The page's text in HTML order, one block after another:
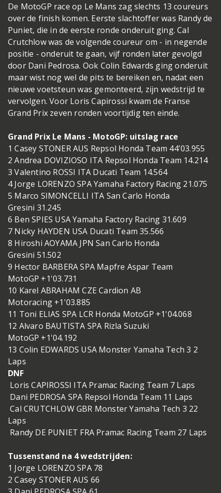
De MotoGP race op Le Mans zag slechts 13 coureurs
over de finish komen. Eerste slachtoffer was Randy de
Puniet, die in de eerste ronde onderuit ging. Cal
Crutchlow was de volgende coureur om - in negende
positie - onderuit te gaan, vijf ronden later gevolgd
door Dani Pedrosa. Ook Colin Edwards ging onderuit
maar wist nog wel de pits te bereiken en, nadat een
nieuwe voetsteun was gemonteerd, zijn wedstrijd te
vervolgen. Voor Loris Capirossi kwam de Franse
Grand Prix zeven ronden voortijdig ten einde.
Grand Prix Le Mans - MotoGP: uitslag race
1 Casey STONER AUS Repsol Honda Team 44'03.955
2 Andrea DOVIZIOSO ITA Repsol Honda Team 14.214
3 Valentino ROSSI ITA Ducati Team 14.564
4 Jorge LORENZO SPA Yamaha Factory Racing 21.075
5 Marco SIMONCELLI ITA San Carlo Honda
Gresini 31.245
6 Ben SPIES USA Yamaha Factory Racing 31.609
7 Nicky HAYDEN USA Ducati Team 35.566
8 Hiroshi AOYAMA JPN San Carlo Honda
Gresini 51.502
9 Hector BARBERA SPA Mapfre Aspar Team
MotoGP +1'03.731
10 Karel ABRAHAM CZE Cardion AB
Motoracing +1'03.885
11 Toni ELIAS SPA LCR Honda MotoGP +1'04.068
12 Alvaro BAUTISTA SPA Rizla Suzuki
MotoGP +1'04.192
13 Colin EDWARDS USA Monster Yamaha Tech 3 2
Laps
DNF
Loris CAPIROSSI ITA Pramac Racing Team 7 Laps
Dani PEDROSA SPA Repsol Honda Team 11 Laps
Cal CRUTCHLOW GBR Monster Yamaha Tech 3 22
Laps
Randy DE PUNIET FRA Pramac Racing Team 27 Laps
Tussenstand na 4 wedstrijden:
1 Jorge LORENZO SPA 78
2 Casey STONER AUS 66